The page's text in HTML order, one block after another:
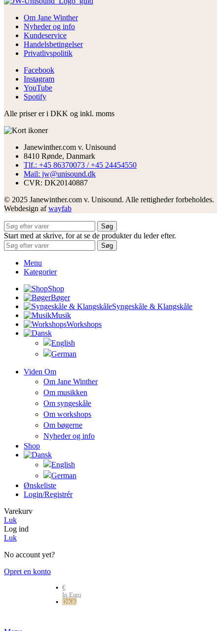
Om Jane Winther
Nyheder og info
Kundeservice
Handelsbetingelser
Privatlivspolitik
Facebook
Instagram
YouTube
Spotify
Alle priser er i DKK og inkl. moms
Janewinther.com v. Unisound
8410 Rønde, Danmark
Tlf.: +45 86370073 / +45 24454550
Mail: jw@unisound.dk
CVR: DK20140887
© 2025 Janewinther.com v. Unisound. Alle rettigheder forbeholdes.
Webdesign afwayfab
Søg
Start med at skrive, for at se de produkter du leder efter.
Søg
Menu
Kategorier
Shop
Bøger
Syngeskåle & Klangskåle
Musik
Workshops
Viden Om
Om Jane Winther
Om musikken
Om syngeskåle
Om workshops
Om bøgerne
Nyheder og info
Shop
Ønskeliste
Login/registrér
Varekurv
Luk
Log ind
Luk
No account yet?
Opret en konto
€
In Euro
DKK